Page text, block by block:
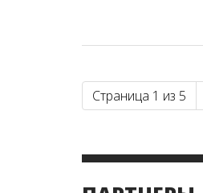
Страница 1 из 5